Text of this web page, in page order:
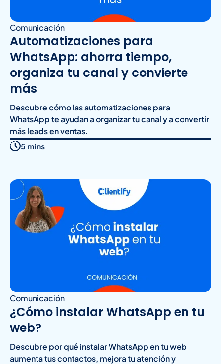
Comunicación
Automatizaciones para
WhatsApp: ahorra tiempo,
organiza tu canal y convierte
más
Descubre cómo las automatizaciones para
WhatsApp te ayudan a organizar tu canal y a convertir
más leads en ventas.
5 mins
Comunicación
¿Cómo instalar WhatsApp en tu
web?
Descubre por qué instalar WhatsApp en tu web
aumenta tus contactos, mejora tu atención y